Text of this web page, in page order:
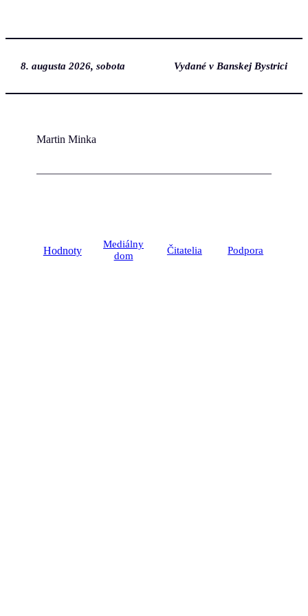
8. augusta 2026, sobota Vydané v Banskej Bystrici
Martin Minka
Hodnoty
Mediálny
dom
Čitatelia Podpora